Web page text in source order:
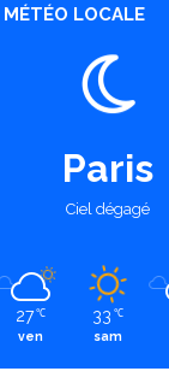
MÉTÉO LOCALE
Paris
Ciel dégagé
27 ℃
ven
33 ℃
sam